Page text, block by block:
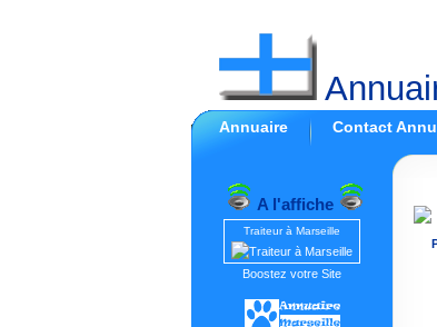
Annuaire Contact
A l'affiche
Traiteur à Marseille
Boostez votre Site